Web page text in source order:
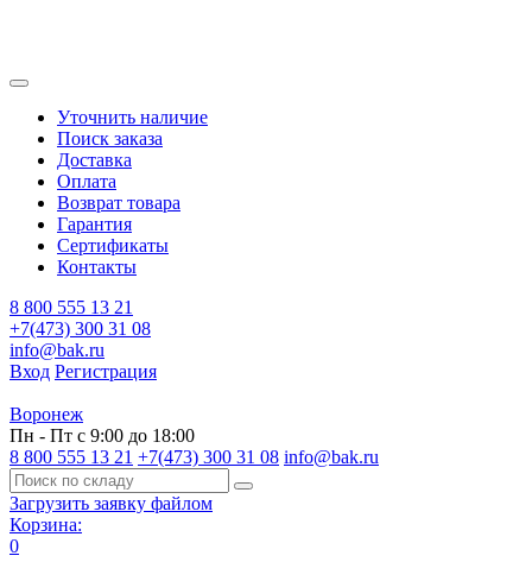
Уточнить наличие
Поиск заказа
Доставка
Оплата
Возврат товара
Гарантия
Сертификаты
Контакты
8 800 555 13 21
+7(473) 300 31 08
info@bak.ru
Вход Регистрация
Воронеж
Пн - Пт с 9:00 до 18:00
8 800 555 13 21 +7(473) 300 31 08 info@bak.ru
Загрузить заявку файлом
Корзина:
0